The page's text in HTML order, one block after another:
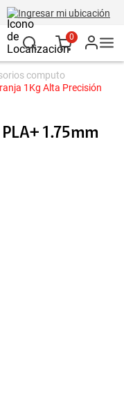
Ingresar mi ubicación
0
computo
1Kg Alta Precisión
1.75mm